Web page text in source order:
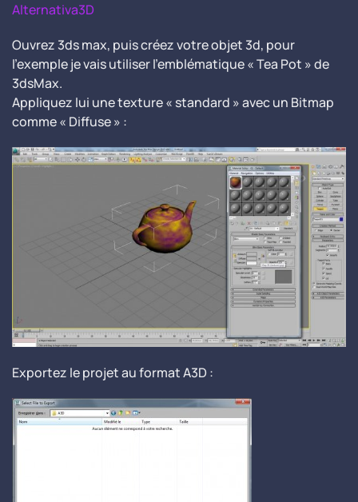
Alternativa3D
Ouvrez 3ds max, puis créez votre objet 3d, pour
l’exemple je vais utiliser l’emblématique « Tea Pot » de
3dsMax.
Appliquez lui une texture « standard » avec un Bitmap
comme « Diffuse » :
Exportez le projet au format A3D :